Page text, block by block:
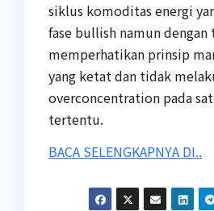
siklus komoditas energi
fase bullish namun dengan
memperhatikan prinsip
yang ketat dan tidak
overconcentration pada
tertentu.
BACA SELENGKAPNYA DI..